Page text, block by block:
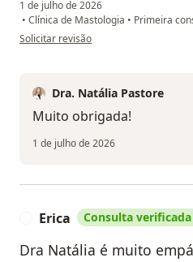
1 de julho de 2026
• Clínica de Mastologia • Primeira
na opinião do utilizador Eliana
Solicitar revisão
Dra. Natália Pastore
Muito obrigada!
1 de julho de 2026
Erica Consulta verificada
Dra Natália é muito